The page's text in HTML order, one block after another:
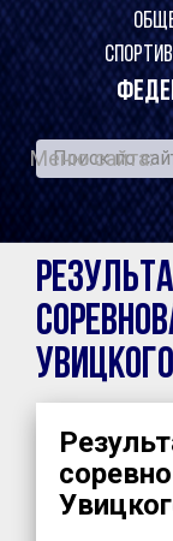
Меню сайта: